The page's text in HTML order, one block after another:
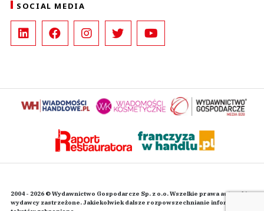
SOCIAL MEDIA
2004 - 2026 © Wydawnictwo Gospodarcze Sp. z o.o. Wszelkie prawa autorskie
wydawcy zastrzeżone. Jakiekolwiek dalsze rozpowszechnianie informacji i